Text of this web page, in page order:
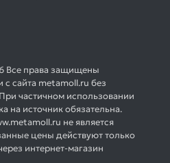
Все права защищены
сайта metamoll.ru без
частичном использовании
на источник обязательна.
не является
цены действуют только
интернет-магазин